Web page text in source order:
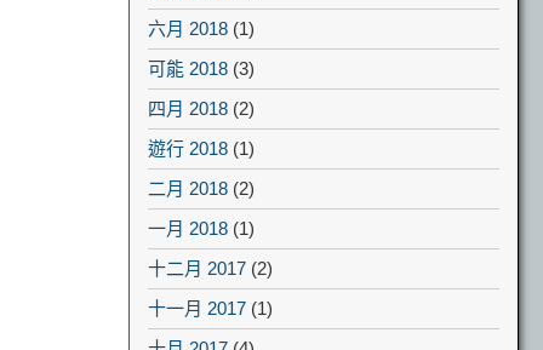
六月 2018 (1)
可能 2018 (3)
四月 2018 (2)
遊行 2018 (1)
二月 2018 (2)
一月 2018 (1)
十二月 2017 (2)
十一月 2017 (1)